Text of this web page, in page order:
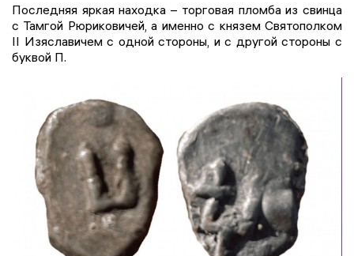
Последняя яркая находка – торговая пломба из свинца
с Тамгой Рюриковичей, а именно с князем Святополком
II Изяславичем с одной стороны, и с другой стороны с
буквой П.